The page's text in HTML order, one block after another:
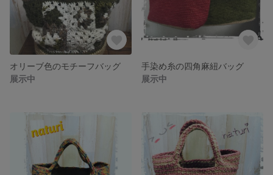
オリーブ色のモチーフバッグ
展示中
手染め糸の四角麻紐バッグ
展示中